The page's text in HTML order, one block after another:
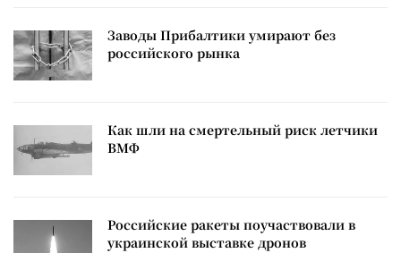
Заводы Прибалтики умирают без
российского рынка
Как шли на смертельный риск летчики
ВМФ
Российские ракеты поучаствовали в
украинской выставке дронов